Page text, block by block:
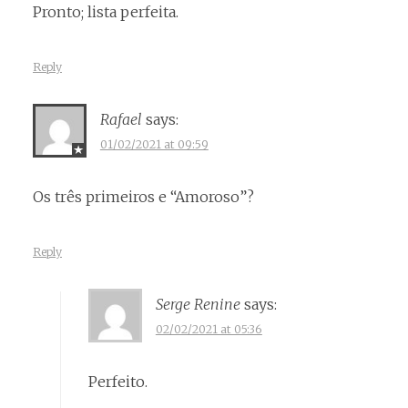
Pronto; lista perfeita.
Reply
Rafael says:
01/02/2021 at 09:59
Os três primeiros e “Amoroso”?
Reply
Serge Renine says:
02/02/2021 at 05:36
Perfeito.